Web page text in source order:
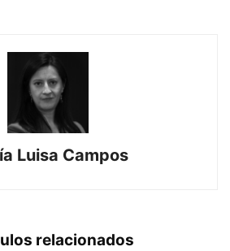
Luisa Campos
relacionados